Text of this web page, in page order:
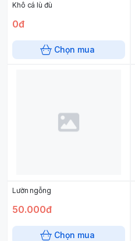
Khô cá lù đù
0đ
Chọn mua
Lườn ngỗng
50.000đ
Chọn mua